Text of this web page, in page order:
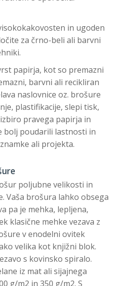
in ugoden
za črno-beli ali barvni
papirja, kot so premazni
barvni ali recikliran
naslovnice oz. brošure
plastifikacije, slepi tisk,
pravega papirja in
bolj poudarili lastnosti in
ali projekta.
poljubne velikosti in
Vaša brošura lahko obsega
pa je mehka, lepljena,
klasične mehke vezava z
v enodelni ovitek
velika kot knjižni blok.
s kovinsko spiralo.
iz mat ali sijajnega
g/m2 in 350 g/m2. S